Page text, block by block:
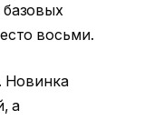
восьми.
Новинка
а